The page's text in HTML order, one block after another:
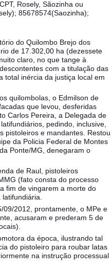
Rosely, Sãozinha ou
85678574(Saozinha);
do Quilombo Brejo dos
de 17.302,00 ha (dezessete
claro, no que tange à
com a titulação das
total inércia da justiça local em
quilombolas, o Edmilson de
que levou, desferidas
Carlos Pereira, a Delegada de
pedindo, inclusive,
pistoleiros e mandantes. Restou
da Policia Federal de Montes
Ponte/MG, denegaram o
de Raul, pistoleiros
(fato consta do processo
fim de vingarem a morte do
latifundiária.
09/2012, prontamente, o MPe e
acusaram e prederam 5 de
da época, ilustrando tal
do pistoleiro para roubar latas
na instrução processual